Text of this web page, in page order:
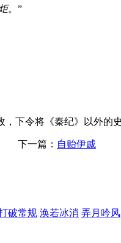
。”
下令将《秦纪》以外的
下一篇： 自贻伊戚
破常规 涣若冰消 弄月吟风